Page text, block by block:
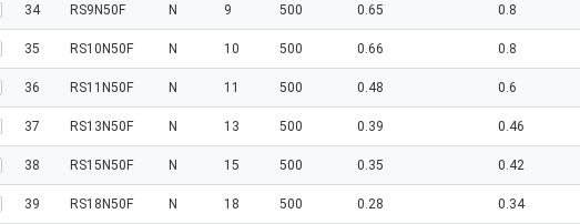
34 RS9N50F N 9 500 0.65 0.8
35 RS10N50F N 10 500 0.66 0.8
36 RS11N50F N 11 500 0.48 0.6
37 RS13N50F N 13 500 0.39 0.46
38 RS15N50F N 15 500 0.35 0.42
39 RS18N50F N 18 500 0.28 0.34